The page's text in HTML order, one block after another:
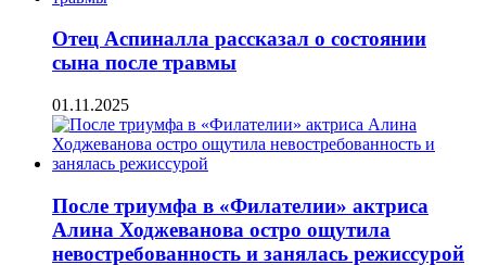
Отец Аспиналла рассказал о состоянии
сына после травмы
01.11.2025
После триумфа в «Филателии» актриса
Алина Ходжеванова остро ощутила
невостребованность и занялась режиссурой